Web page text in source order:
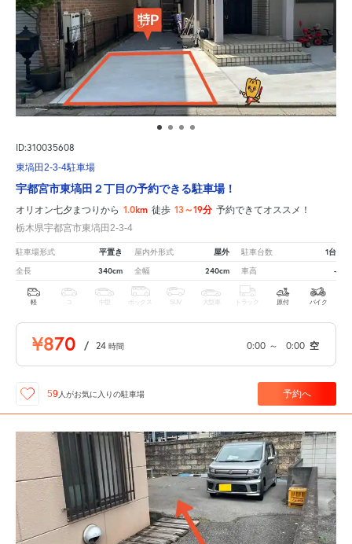
ID:310035608
東塙田2-3-4駐車場
宇都宮市東塙田２丁目の予約できる駐車場！
オリオン七夕まつりから 1.0km 徒歩 13～19分 予約できてオススメ！
栃木県宇都宮市東塙田2-3-4
駐車場形式 平置き 屋内外形式 屋外 駐車台数 1台
全長 340cm 全幅 240cm 車高 -
軽 中型 ボックス SUV 大型車 トラック 原付 バイク
¥870 / 24 時間 0:00 ～ 0:00 空
59人がお気に入りの駐車場 予約へ